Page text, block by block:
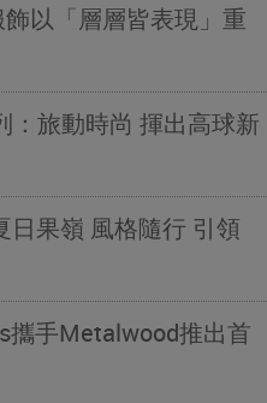
以「層層皆表現」重
：旅動時尚 揮出高球新
日果嶺 風格隨行 引領
攜手Metalwood推出首